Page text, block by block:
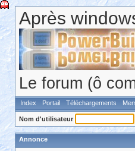
Après
Le forum (ô
Index Portail Téléchargements
Nom d'utilisateur
Annonce